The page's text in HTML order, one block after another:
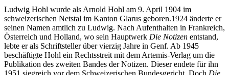
Ludwig Hohl wurde als Arnold Hohl am 9. April 1904 im
schweizerischen Netstal im Kanton Glarus geboren.1924 änderte er
seinen Namen amtlich zu Ludwig. Nach Aufenthalten in Frankreich,
Österreich und Holland, wo sein Hauptwerk Die Notizen entstand,
lebte er als Schriftsteller über vierzig Jahre in Genf. Ab 1945
beschäftigte Hohl ein Rechtsstreit mit dem Artemis-Verlag um die
Publikation des zweiten Bandes der Notizen. Dieser endete für ihn
1951 siegreich vor dem Schweizerischen Bundesgericht. Doch Die